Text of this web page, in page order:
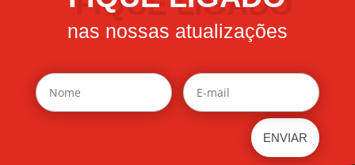
nas nossas atualizações